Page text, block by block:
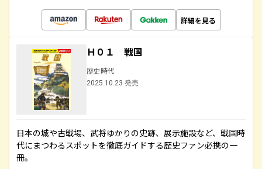
詳細を見る
Ｈ０１ 戦国
歴史時代
2025.10.23 発売
日本の城や古戦場、武将ゆかりの史跡、展示施設など、戦国時
代にまつわるスポットを徹底ガイドする歴史ファン必携の一
冊。